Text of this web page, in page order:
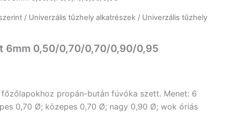
/ Univerzális tűzhely alkatrészek/ Univerzális tűzhely
6mm 0,50/0,70/0,70/0,90/0,95
propán-bután fúvóka szett. Menet: 6
0,70 Ø; közepes 0,70 Ø; nagy 0,90 Ø; wok óriás